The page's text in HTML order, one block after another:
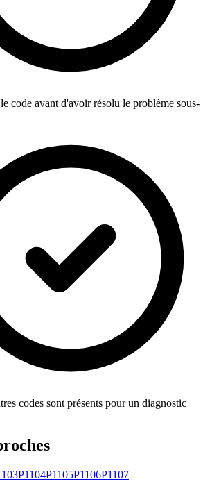
code avant d'avoir résolu le problème sous-
codes sont présents pour un diagnostic
P1104P1105P1106P1107